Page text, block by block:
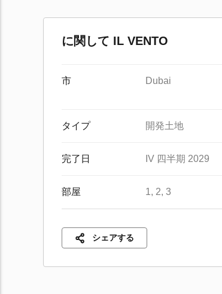
に関して IL VENTO
市 Dubai
タイプ 開発土地
完了日 IV 四半期 2029
部屋 1, 2, 3
シェアする